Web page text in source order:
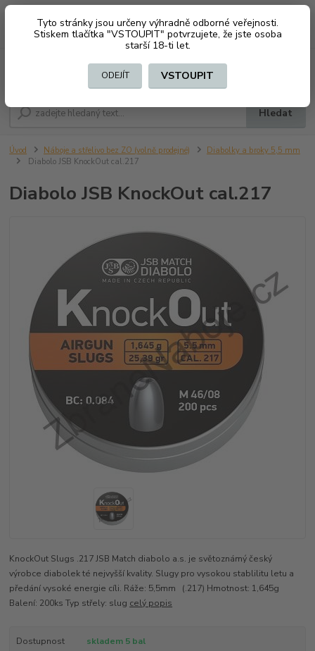
Tyto stránky jsou určeny výhradně odborné veřejnosti.
Stiskem tlačítka "VSTOUPIT" potvrzujete, že jste osoba
starší 18-ti let.
ODEJÍT VSTOUPIT
CZK
Hledat
+420 603794370 za0 Kč
Úvod Náboje a střelivo bez ZO (volně prodejné)
Diabolky a broky 5,5 mm
Diabolo JSB KnockOut cal.217
Diabolo JSB KnockOut cal.217
KnockOut Slugs .217 JSB Match diabolo a.s. je světoznámý český
výrobce diabolek té nejvyšší kvality. Slugy pro vysokou stablilitu letu a
předání vysoké energie cíli. Ráže: 5,5mm (.217) Hmotnost: 1,645g
Balení: 200ks Typ střely: slug celý popis
Dostupnost skladem 5 bal